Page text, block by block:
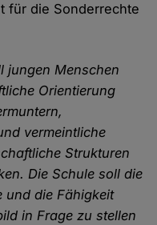
für die Sonderrechte
jungen Menschen
Orientierung
vermeintliche
Strukturen
Die Schule soll die
und die Fähigkeit
in Frage zu stellen